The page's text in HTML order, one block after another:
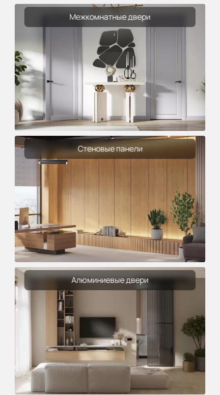
Межкомнатные двери
Стеновые панели
Алюминиевые двери